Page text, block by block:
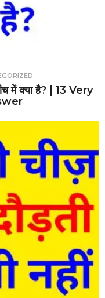
में क्या है? | 13 Very